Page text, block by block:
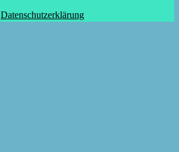
Datenschutzerklärung